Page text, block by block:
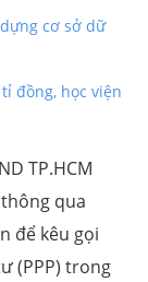
cơ sở dữ
đồng, học viện
TP.HCM
qua
để kêu gọi
(PPP) trong